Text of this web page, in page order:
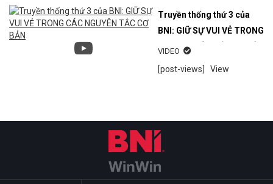
Truyền thống thứ 3 của
BNI: GIỮ SỰ VUI VẺ TRONG
CÁC NGUYÊN TẮC CƠ BẢN
VIDEO
[post-views] View